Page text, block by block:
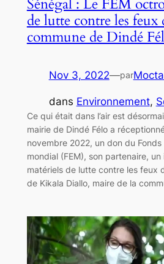
Sénégal : Le FEM
de lutte contre les feux
commune de Dindé
Nov 3, 2022—par
dans Environnement,
Ce qui était dans l’air est
mairie de Dindé Félo a
novembre 2022, un don du Fonds
mondial (FEM), son partenaire,
matériels de lutte contre les feux
de Kikala Diallo, maire de la